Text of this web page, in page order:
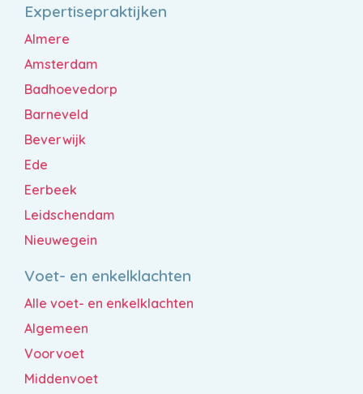
Expertisepraktijken
Almere
Amsterdam
Badhoevedorp
Barneveld
Beverwijk
Ede
Eerbeek
Leidschendam
Nieuwegein
Voet- en enkelklachten
Alle voet- en enkelklachten
Algemeen
Voorvoet
Middenvoet